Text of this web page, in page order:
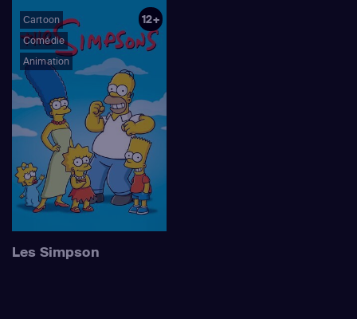
Cartoon
Comédie
Animation
12+
Les Simpson